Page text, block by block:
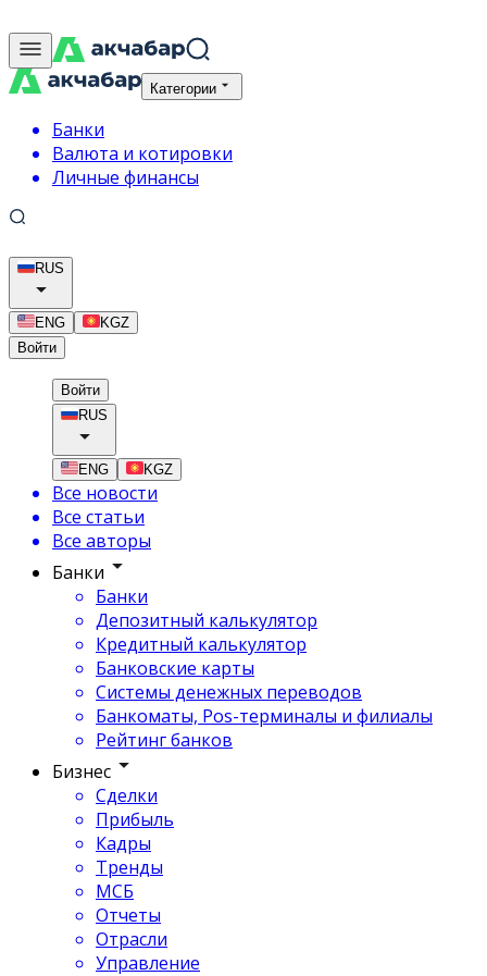
Категории
Банки
Валюта и котировки
Личные финансы
RUS
ENG
KGZ
Войти
Войти
RUS
ENG KGZ
Все новости
Все статьи
Все авторы
Банки
Банки
Депозитный калькулятор
Кредитный калькулятор
Банковские карты
Системы денежных переводов
Банкоматы, Pos-терминалы и филиалы
Рейтинг банков
Бизнес
Сделки
Прибыль
Кадры
Тренды
МСБ
Отчеты
Отрасли
Управление